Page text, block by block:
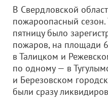
В Свердловской
пожароопасный
пятницу было
пожаров, на площади
в Талицком и
по одному — в
и Березовском
были сразу